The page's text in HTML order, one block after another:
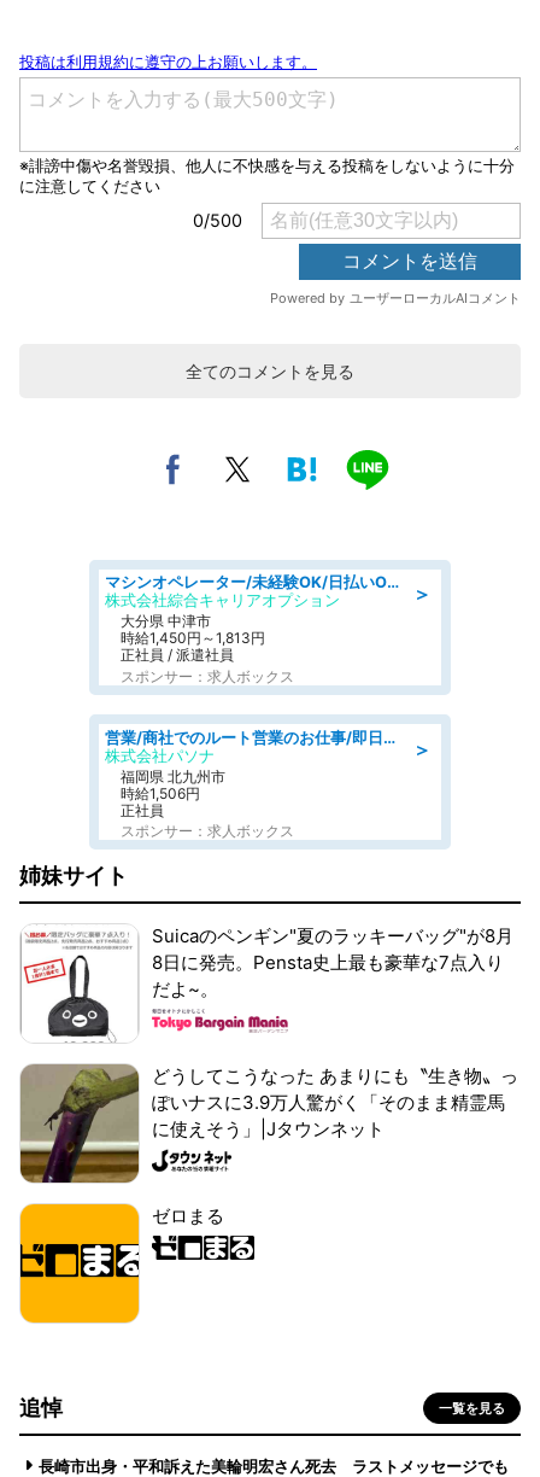
全てのコメントを見る
＞
マシンオペレーター/未経験OK/日払いOK/交替制/20・30・40代活躍中/製造 工場
株式会社綜合キャリアオプション
大分県 中津市
時給1,450円～1,813円
正社員 / 派遣社員
スポンサー：求人ボックス
＞
営業/商社でのルート営業のお仕事/即日勤務可/車通勤可/営業
株式会社パソナ
福岡県 北九州市
時給1,506円
正社員
スポンサー：求人ボックス
姉妹サイト
Suicaのペンギン"夏のラッキーバッグ"が8月
8日に発売。Pensta史上最も豪華な7点入り
だよ~。
どうしてこうなった あまりにも〝生き物〟っ
ぽいナスに3.9万人驚がく「そのまま精霊馬
に使えそう」|Jタウンネット
ゼロまる
追悼 一覧を見る
長崎市出身・平和訴えた美輪明宏さん死去 ラストメッセージでも